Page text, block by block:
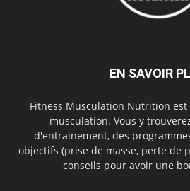
EN SAVOIR
Fitness Musculation Nutrition
musculation. Vous y
d'entrainement, des
objectifs (prise de masse, perte de
conseils pour avoir une